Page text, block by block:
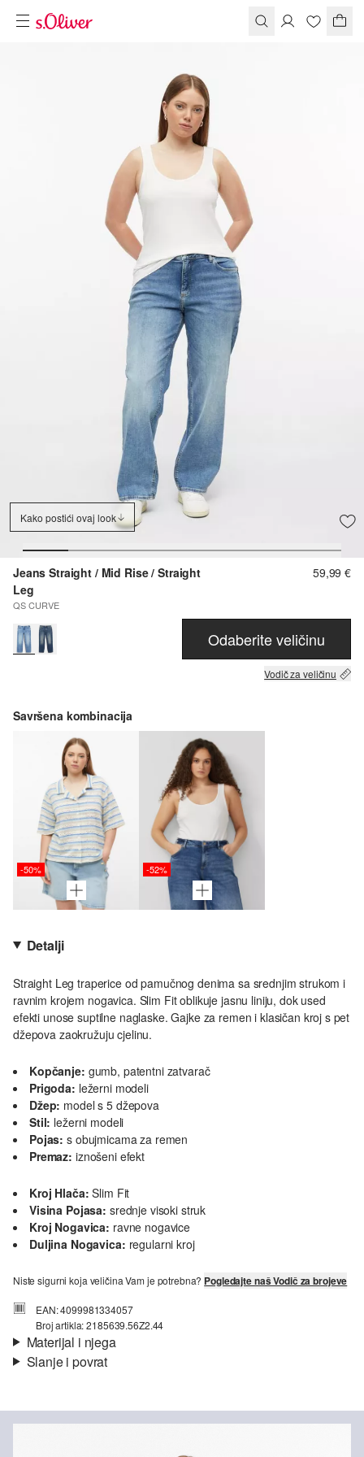
Kako postići ovaj look
Jeans Straight / Mid Rise / Straight
Leg
QS CURVE
59,99 €
Odaberite veličinu
Vodič za veličinu
Savršena kombinacija
-50% -52%
Detalji
Straight Leg traperice od pamučnog denima sa srednjim strukom i
ravnim krojem nogavica. Slim Fit oblikuje jasnu liniju, dok used
efekti unose suptilne naglaske. Gajke za remen i klasičan kroj s pet
džepova zaokružuju cjelinu.
Kopčanje: gumb, patentni zatvarač
Prigoda: ležerni modeli
Džep: model s 5 džepova
Stil: ležerni modeli
Pojas: s obujmicama za remen
Premaz: iznošeni efekt
Kroj Hlača: Slim Fit
Visina Pojasa: srednje visoki struk
Kroj Nogavica: ravne nogavice
Duljina Nogavica: regularni kroj
Niste sigurni koja veličina Vam je potrebna? Pogledajte naš Vodič za brojeve
EAN: 4099981334057
Broj artikla: 2185639.56Z2.44
Materijal i njega
Materijal: mješavina pamuka
Slanje i povrat